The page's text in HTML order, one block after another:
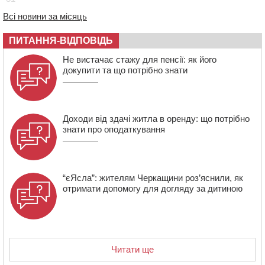
16:40 У Черкасах провели в останню путь двох
загиблих воїнів
16:07 До 1 вересня у Черкасах оновлюють дорожню
розмітку біля навчальних закладів (ФОТОФАКТ)
15:39 На честь загиблого захисника і чемпіона світу в
Черкасах відкрили спортивно-реабілітаційний центр
Всі новини за місяць
ПИТАННЯ-ВІДПОВІДЬ
Не вистачає стажу для пенсії: як його
докупити та що потрібно знати
Доходи від здачі житла в оренду: що потрібно
знати про оподаткування
“єЯсла”: жителям Черкащини роз’яснили, як
отримати допомогу для догляду за дитиною
Читати ще